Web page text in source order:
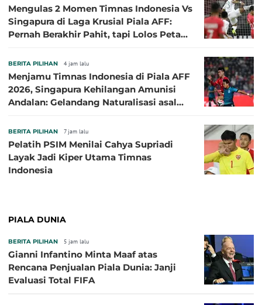
Mengulas 2 Momen Timnas Indonesia Vs
Singapura di Laga Krusial Piala AFF:
Pernah Berakhir Pahit, tapi Lolos Petaka
BERITA PILIHAN 4 jam lalu
Menjamu Timnas Indonesia di Piala AFF
2026, Singapura Kehilangan Amunisi
Andalan: Gelandang Naturalisasi asal
BERITA PILIHAN 7 jam lalu
Pelatih PSIM Menilai Cahya Supriadi
Layak Jadi Kiper Utama Timnas
Indonesia
PIALA DUNIA
BERITA PILIHAN 5 jam lalu
Gianni Infantino Minta Maaf atas
Rencana Penjualan Piala Dunia: Janji
Evaluasi Total FIFA